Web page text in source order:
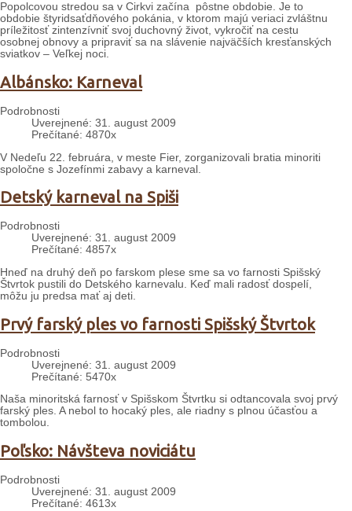
Popolcovou stredou sa v Cirkvi začína pôstne obdobie. Je to
obdobie štyridsaťdňového pokánia, v ktorom majú veriaci zvláštnu
príležitosť zintenzívniť svoj duchovný život, vykročiť na cestu
osobnej obnovy a pripraviť sa na slávenie najväčších kresťanských
sviatkov – Veľkej noci.
Albánsko: Karneval
Podrobnosti
Uverejnené: 31. august 2009
Prečítané: 4870x
V Nedeľu 22. februára, v meste Fier, zorganizovali bratia minoriti
spoločne s Jozefínmi zabavy a karneval.
Detský karneval na Spiši
Podrobnosti
Uverejnené: 31. august 2009
Prečítané: 4857x
Hneď na druhý deň po farskom plese sme sa vo farnosti Spišský
Štvrtok pustili do Detského karnevalu. Keď mali radosť dospelí,
môžu ju predsa mať aj deti.
Prvý farský ples vo farnosti Spišský Štvrtok
Podrobnosti
Uverejnené: 31. august 2009
Prečítané: 5470x
Naša minoritská farnosť v Spišskom Štvrtku si odtancovala svoj prvý
farský ples. A nebol to hocaký ples, ale riadny s plnou účasťou a
tombolou.
Poľsko: Návšteva noviciátu
Podrobnosti
Uverejnené: 31. august 2009
Prečítané: 4613x